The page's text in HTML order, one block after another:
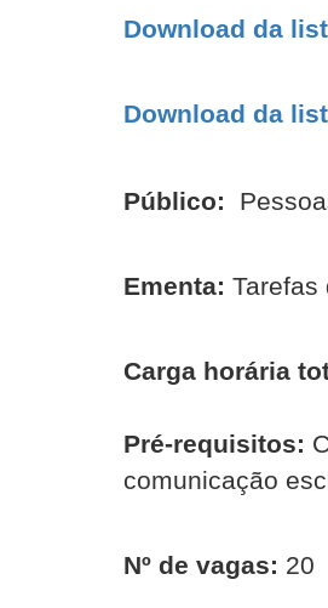
Download da
Download da
Público:
Ementa: Tarefas
Carga horária
Pré-requisitos:
comunicação
Nº de vagas: 20